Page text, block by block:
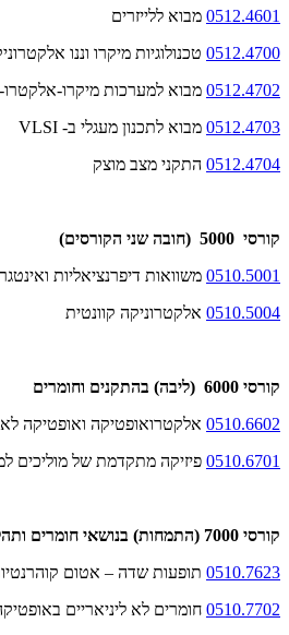
0512.4601 מבוא ללייזרים
0512.4700 טכנולוגיות מיקרו וננו
0512.4702 מבוא למערכות מיקרו-אלקטרו-
0512.4703 מבוא לתכנון מעגלי ב- VLSI
0512.4704 התקני מצב מוצק
קורסי 5000 (חובה שני הקורסים)
0510.5001 משוואות דיפרנציאליות
0510.5004 אלקטרוניקה קוונטית
קורסי 6000 (ליבה) בהתקנים וחומרים
0510.6602 אלקטרואופטיקה ואופטיקה לא
0510.6701 פיזיקה מתקדמת של מוליכים
קורסי 7000 (התמחות) בנושאי חומרים ותהליכים
0510.7623 תופעות שדה – אטום
0510.7702 חומרים לא ליניאריים